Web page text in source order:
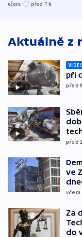
UEFA trvá na
včera před 7 h
Aktuálně z
při
před
před
ve
včera
Za
do